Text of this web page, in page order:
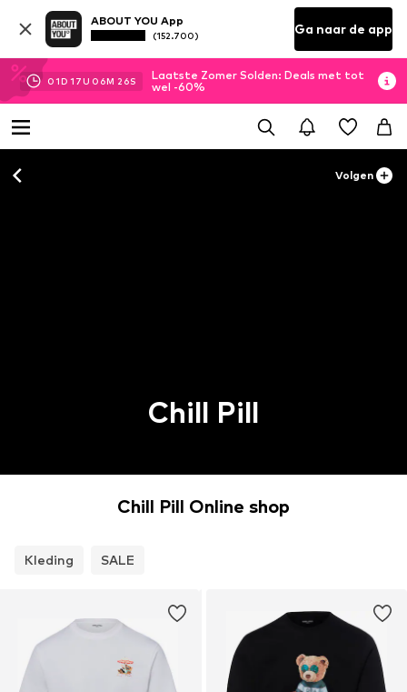
ABOUT YOU App
(152.700) Ga naar de app
01D 17U 06M 25S
Laatste Zomer Solden: Deals met tot
wel -60%
Volgen
Chill Pill
Chill Pill Online shop
Kleding SALE